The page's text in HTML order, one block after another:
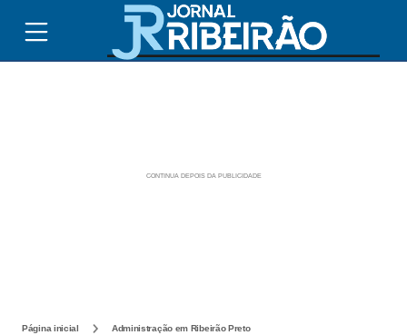
Página inicial Administração em Ribeirão Preto